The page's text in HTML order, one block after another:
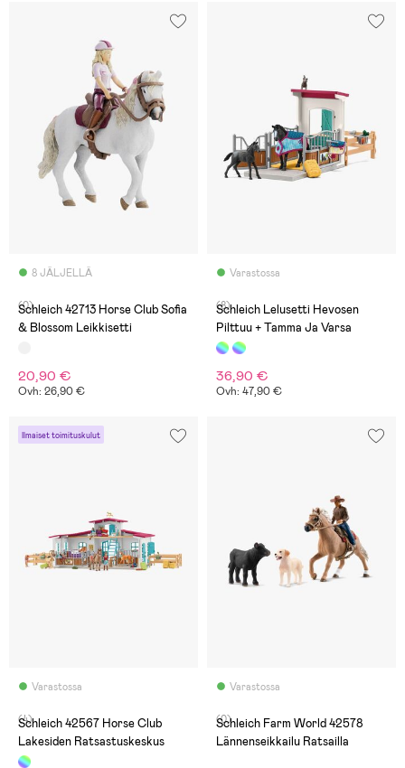
8 JÄLJELLÄ
(0)
Schleich 42713 Horse Club Sofia
& Blossom Leikkisetti
20,90 €
Ovh: 26,90 €
Varastossa
(8)
Schleich Lelusetti Hevosen
Pilttuu + Tamma Ja Varsa
36,90 €
Ovh: 47,90 €
Ilmaiset toimituskulut
Varastossa
(4)
Schleich 42567 Horse Club
Lakesiden Ratsastuskeskus
Varastossa
(0)
Schleich Farm World 42578
Lännenseikkailu Ratsailla